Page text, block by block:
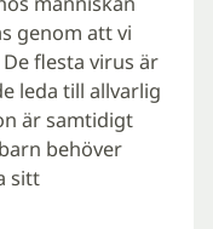
genom att vi
flesta virus är
leda till allvarlig
är samtidigt
behöver
sitt